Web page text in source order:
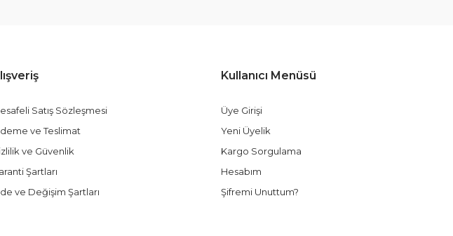
Satış Sözleşmesi
ve Teslimat
ve Güvenlik
Şartları
ve Değişim Şartları
Kullanıcı Menüsü
Üye Girişi
Yeni Üyelik
Kargo Sorgulama
Hesabım
Şifremi Unuttum?